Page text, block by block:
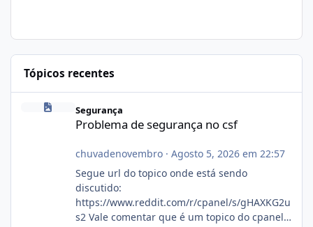
Tópicos recentes
Problema de segurança no csf
Segurança
Problema de segurança no csf
chuvadenovembro· Agosto 5, 2026 em 22:57
Segue url do topico onde está sendo
discutido:
https://www.reddit.com/r/cpanel/s/gHAXKG2u
s2 Vale comentar que é um topico do cpanel...